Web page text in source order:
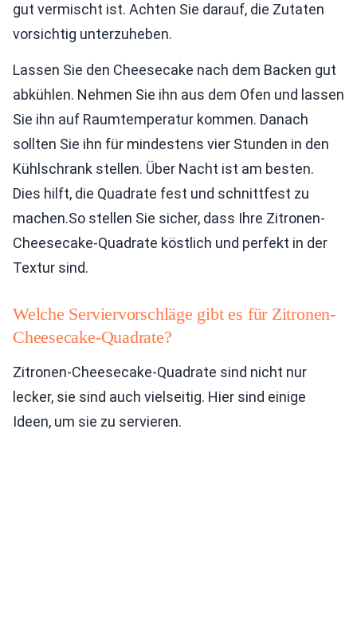
gut vermischt ist. Achten Sie darauf, die Zutaten
vorsichtig unterzuheben.
Lassen Sie den Cheesecake nach dem Backen gut
abkühlen. Nehmen Sie ihn aus dem Ofen und lassen
Sie ihn auf Raumtemperatur kommen. Danach
sollten Sie ihn für mindestens vier Stunden in den
Kühlschrank stellen. Über Nacht ist am besten.
Dies hilft, die Quadrate fest und schnittfest zu
machen.So stellen Sie sicher, dass Ihre Zitronen-
Cheesecake-Quadrate köstlich und perfekt in der
Textur sind.
Welche Serviervorschläge gibt es für Zitronen-
Cheesecake-Quadrate?
Zitronen-Cheesecake-Quadrate sind nicht nur
lecker, sie sind auch vielseitig. Hier sind einige
Ideen, um sie zu servieren.